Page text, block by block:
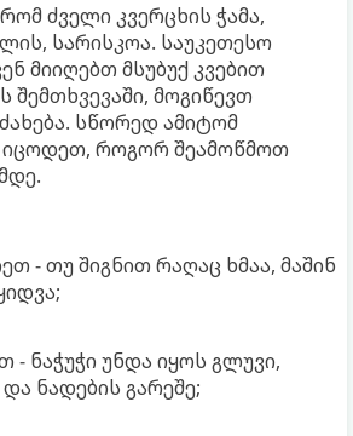
ძველი კვერცხის ჭამა,
სარისკოა. საუკეთესო
მიიღებთ მსუბუქ კვებით
შემთხვევაში, მოგიწევთ
სწორედ ამიტომ
იცოდეთ, როგორ შეამოწმოთ
- თუ შიგნით რაღაც ხმაა, მაშინ
- ნაჭუჭი უნდა იყოს გლუვი,
ნადების გარეშე;